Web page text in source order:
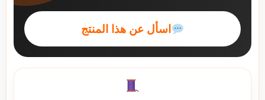
اسأل عن هذا المنتج